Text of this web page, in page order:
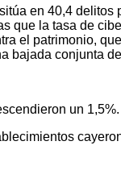
en 40,4 delitos
que la tasa de
el patrimonio,
bajada conjunta
un 1,5%.